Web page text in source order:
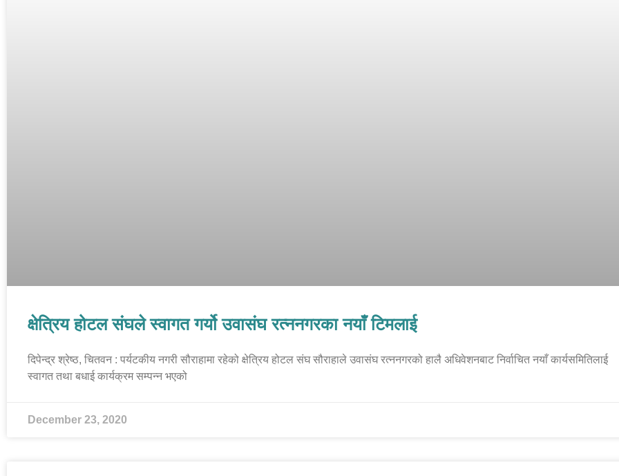
क्षेत्रिय होटल संघले स्वागत गर्यो उवासंघ रत्ननगरका नयाँ टिमलाई
दिपेन्द्र श्रेष्ठ, चितवन : पर्यटकीय नगरी सौराहामा रहेको क्षेत्रिय होटल संघ सौराहाले उवासंघ रत्ननगरको हालै अधिवेशनबाट निर्वाचित नयाँ कार्यसमितिलाई
स्वागत तथा बधाई कार्यक्रम सम्पन्न भएको
December 23, 2020